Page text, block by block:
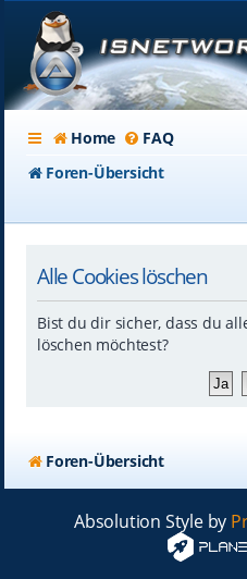
Home FAQ
Foren-Übersicht
Alle Cookies löschen
Bist du dir sicher, dass du
löschen möchtest?
Foren-Übersicht
Absolution Style by